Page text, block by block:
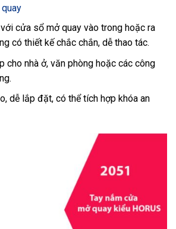
cửa sổ mở quay vào trong hoặc ra
có thiết kế chắc chắn, dễ thao tác.
cho nhà ở, văn phòng hoặc các công
dễ lắp đặt, có thể tích hợp khóa an